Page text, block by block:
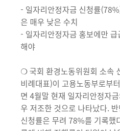
- 일자리안정자금 신청률
은 매우 낮은 수치
- 일자리안정자금 홍보에만
해야
❍ 국회 환경노동위원회 소속
비례대표)이 고용노동부로부
면 4월말 현재 일자리안정자
우 저조한 것으로 나타났다.
신청률은 무려 78%를 기록했